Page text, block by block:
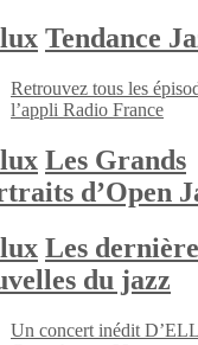
Tendance
Retrouvez tous les
l’appli Radio France
Les Grands
d’Open
Les
du jazz
Un concert inédit